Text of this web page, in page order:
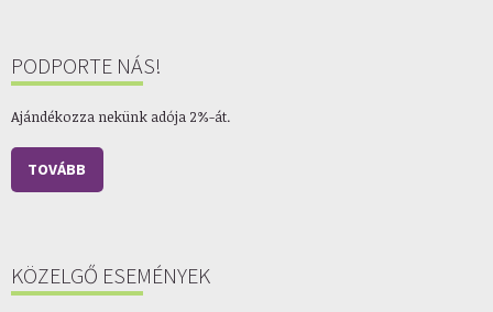
PODPORTE NÁS!
Ajándékozza nekünk adója 2%-át.
TOVÁBB
KÖZELGŐ ESEMÉNYEK